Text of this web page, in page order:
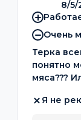
8/5/
Очень
Терка
понятно
мяса???
Я не